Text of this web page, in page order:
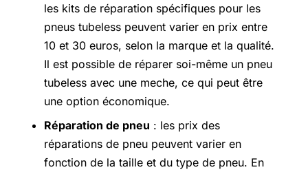
les kits de réparation spécifiques pour les
pneus tubeless peuvent varier en prix entre
10 et 30 euros, selon la marque et la qualité.
Il est possible de réparer soi-même un pneu
tubeless avec une meche, ce qui peut être
une option économique.
Réparation de pneu : les prix des
réparations de pneu peuvent varier en
fonction de la taille et du type de pneu. En